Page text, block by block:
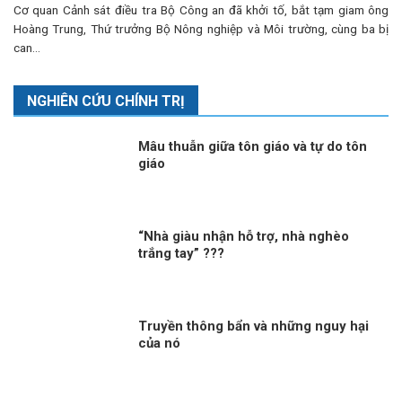
Cơ quan Cảnh sát điều tra Bộ Công an đã khởi tố, bắt tạm giam ông
Hoàng Trung, Thứ trưởng Bộ Nông nghiệp và Môi trường, cùng ba bị
can...
NGHIÊN CỨU CHÍNH TRỊ
Mâu thuẫn giữa tôn giáo và tự do tôn
giáo
“Nhà giàu nhận hỗ trợ, nhà nghèo
trắng tay” ???
Truyền thông bẩn và những nguy hại
của nó